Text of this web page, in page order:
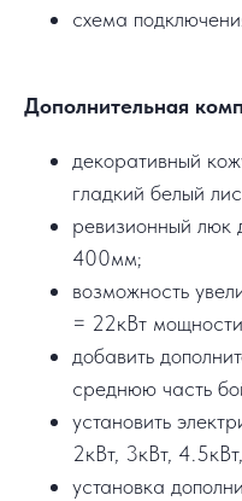
схема
Дополнительная
декоративный
гладкий белый
ревизионный
400мм;
возможность
= 22кВт
добавить
среднюю часть
установить
2кВт, 3кВт,
установка